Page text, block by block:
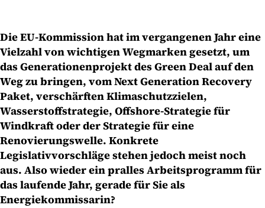
Die EU-Kommission hat im vergangenen Jahr eine
Vielzahl von wichtigen Wegmarken gesetzt, um
das Generationenprojekt des Green Deal auf den
Weg zu bringen, vom Next Generation Recovery
Paket, verschärften Klimaschutzzielen,
Wasserstoffstrategie, Offshore-Strategie für
Windkraft oder der Strategie für eine
Renovierungswelle. Konkrete
Legislativvorschläge stehen jedoch meist noch
aus. Also wieder ein pralles Arbeitsprogramm für
das laufende Jahr, gerade für Sie als
Energiekommissarin?